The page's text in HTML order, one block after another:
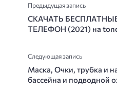
Предыдущая запись
СКАЧАТЬ
ТЕЛЕФОН (2021) на
Следующая запись
Маска, Очки, трубка и
бассейна и подводной